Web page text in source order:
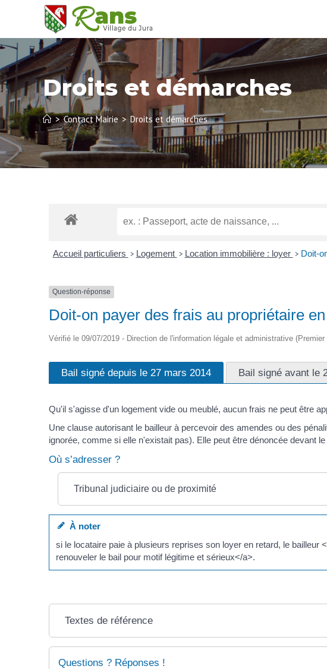
Droits et démarches
> Contact Mairie > Droits et démarches
Accueil particuliers > Logement > Location immobilière : loyer > Doit-
Question-réponse
Doit-on payer des frais au propriétaire
Vérifié le 09/07/2019 - Direction de l'information légale et administrative (Premier
Bail signé depuis le 27 mars 2014 Bail signé avant le
Qu'il s'agisse d'un logement vide ou meublé, aucun frais ne peut être
Une clause autorisant le bailleur à percevoir des amendes ou des
ignorée, comme si elle n'existait pas). Elle peut être dénoncée devant
Où s’adresser ?
Tribunal judiciaire ou de proximité
À noter
si le locataire paie à plusieurs reprises son loyer en retard, le
renouveler le bail pour motif légitime et sérieux</a>.
Textes de référence
Questions ? Réponses !